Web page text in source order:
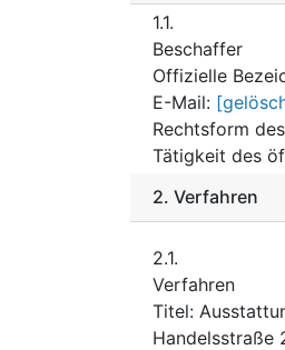
1.1.
Beschaffer
Offizielle
E-Mail:
Rechtsform
Tätigkeit des
2. Verfahren
2.1.
Verfahren
Titel:
Handelsstraße